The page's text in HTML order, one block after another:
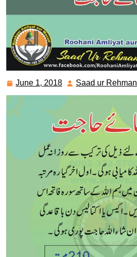
June 1, 2018 June
1,
Saad ur Rehman